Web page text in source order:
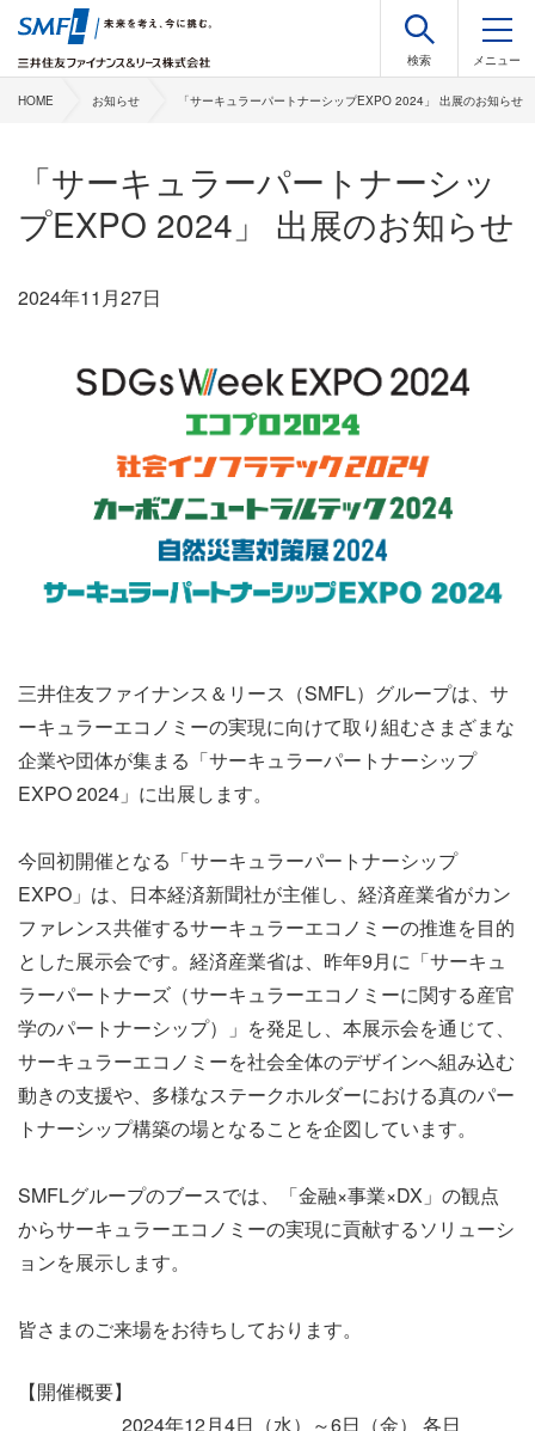
HOME お知らせ 「サーキュラーパートナーシップEXPO 2024」 出展のお知らせ
「サーキュラーパートナーシッ
プEXPO 2024」 出展のお知らせ
2024年11月27日
三井住友ファイナンス＆リース（SMFL）グループは、サ
ーキュラーエコノミーの実現に向けて取り組むさまざまな
企業や団体が集まる「サーキュラーパートナーシップ
EXPO 2024」に出展します。
今回初開催となる「サーキュラーパートナーシップ
EXPO」は、日本経済新聞社が主催し、経済産業省がカン
ファレンス共催するサーキュラーエコノミーの推進を目的
とした展示会です。経済産業省は、昨年9月に「サーキュ
ラーパートナーズ（サーキュラーエコノミーに関する産官
学のパートナーシップ）」を発足し、本展示会を通じて、
サーキュラーエコノミーを社会全体のデザインへ組み込む
動きの支援や、多様なステークホルダーにおける真のパー
トナーシップ構築の場となることを企図しています。
SMFLグループのブースでは、「金融×事業×DX」の観点
からサーキュラーエコノミーの実現に貢献するソリューシ
ョンを展示します。
皆さまのご来場をお待ちしております。
【開催概要】
2024年12月4日（水）～6日（金） 各日